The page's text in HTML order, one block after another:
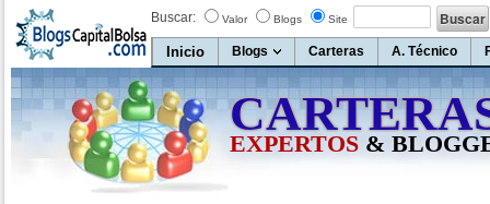
Buscar: Valor Blogs Site
Inicio Blogs Carteras A. Técnico
EXPERTOS &